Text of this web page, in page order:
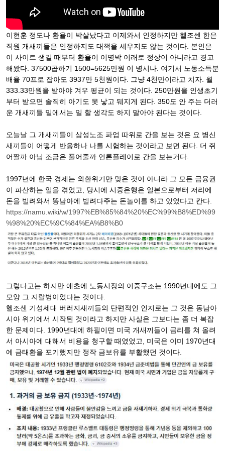
이현훈 정도나 환율이 박살났다고 이제와서 인정하지만 헬조센 한은
직원 개새끼들은 인정하지도 대책을 세우지도 않는 것이다. 본인은
이 사이트 생길 때부터 환율이 이명박 이래로 정상이 아니라고 경고
해왔다. 37500곱하기 1500=5625만원 이 병시나. 여기서 노동소득분
배율 70프로 잡아도 3937만 5천원이다. 그냥 4천만이라고 치자. 월
333.33만원을 받아야 겨우 평균이 되는 것이다. 250만원을 인생초기
부터 받으면 솔직히 아기도 못 낳고 뒈지게 된다. 350도 안 주는 더러
운 개새끼들 밑에서는 일 할 생각도 하지 말아야 된다는 것이다.
오늘날 그 개새끼들이 삼성노조 파업 따위로 간을 보는 것은 요 병신
새끼들이 어떻게 반응하나 나를 시험하는 것이라고 보면 된다. 더 쥐
어짤까 아님 조금은 풀어줄까 언론플레이로 간을 보는거다.
1997년에 한국 경제는 외환위기만 맞은 것이 아니라 그 모든 금융권
이 파산하는 일을 겪었고, 당시에 시중은행은 일본으로부터 저리에
돈을 빌려와서 똥남아에 빌려다주는 돈놀이를 하고 있었다고 칸다.
https://namu.wiki/w/1997%EB%85%84%20%EC%99%B8%ED%99
%98%20%EC%9C%84%EA%B8%B0
그렇다고는 하지만 애초에 노동시장의 이중구조는 1990년대에도 그
모양 그 지랄병이었다는 것이다.
헬조센 기성세대 버러지새끼들의 단편적인 인지로는 그 것은 동남아
시아 위기에서 시작된 것이라고 하지만 사실은 그보다는 좀 더 복잡
한 문제이다. 1990년대에 하필이면 미국 개새끼들이 금리를 쳐 올려
서 아시아에 대해서 비용을 청구할 때였었고, 미국은 이미 1970년대
에 금태환을 포기했지만 정작 금보유를 부활했던 것이다.